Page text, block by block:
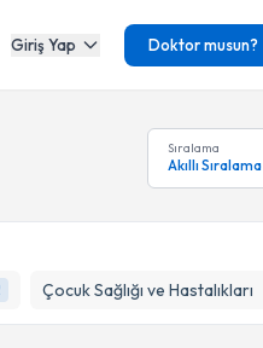
Giriş Yap Doktor musun?
Sıralama
Akıllı Sıralama
Çocuk Sağlığı ve Hastalıkları